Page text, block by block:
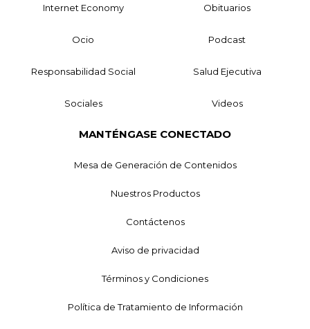
Internet Economy Obituarios
Ocio Podcast
Responsabilidad Social Salud Ejecutiva
Sociales Videos
MANTÉNGASE CONECTADO
Mesa de Generación de Contenidos
Nuestros Productos
Contáctenos
Aviso de privacidad
Términos y Condiciones
Política de Tratamiento de Información